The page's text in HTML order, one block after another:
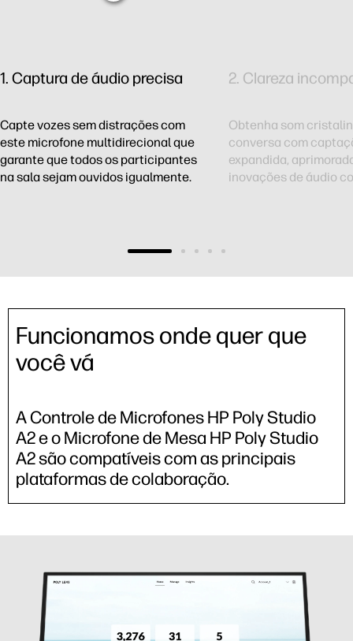
1. Captura de áudio precisa
Capte vozes sem distrações com
este microfone multidirecional que
garante que todos os participantes
na sala sejam ouvidos igualmente.
2. Clareza
Obtenha som
conversa com
expandida,
inovações de áudio
Funcionamos onde quer que
você vá
A Controle de Microfones HP Poly Studio
A2 e o Microfone de Mesa HP Poly Studio
A2 são compatíveis com as principais
plataformas de colaboração.